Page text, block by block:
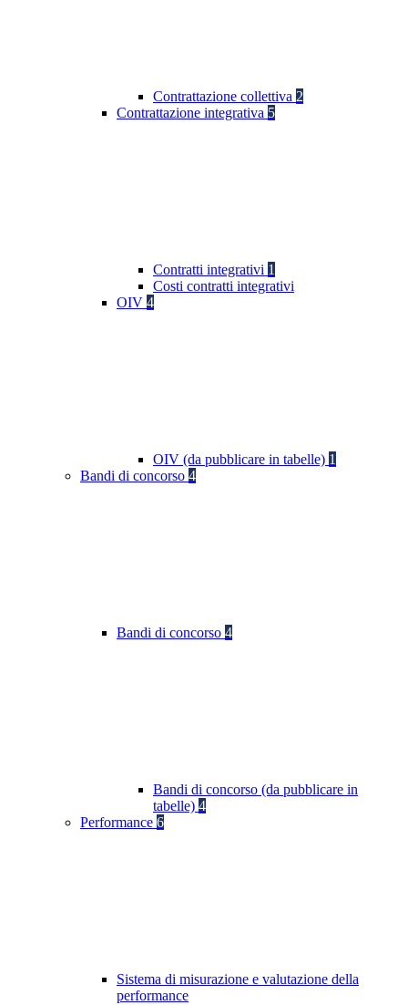
Contrattazione collettiva 2
Contrattazione integrativa 5
Contratti integrativi 1
Costi contratti integrativi
OIV 4
OIV (da pubblicare in tabelle) 1
Bandi di concorso 4
Bandi di concorso 4
Bandi di concorso (da pubblicare in
tabelle) 4
Performance 6
Sistema di misurazione e valutazione della
performance